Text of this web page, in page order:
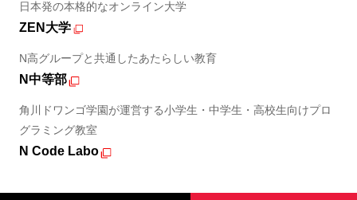
日本発の本格的なオンライン大学
ZEN大学
N高グループと共通したあたらしい教育
N中等部
角川ドワンゴ学園が運営する小学生・中学生・高校生向けプロ
グラミング教室
N Code Labo